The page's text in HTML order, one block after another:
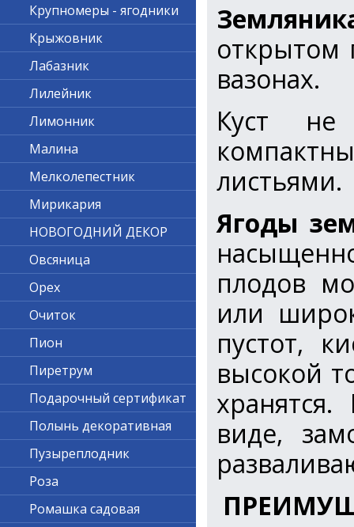
открытом
вазонах.
Куст не
листьями.
Ягоды
плодов
или
пустот,
высокой
виде,
Крупномеры - ягодники
Крыжовник
Лабазник
Лилейник
Лимонник
Малина
Мелколепестник
Мирикария
НОВОГОДНИЙ ДЕКОР
Овсяница
Орех
Очиток
Пион
Пиретрум
Подарочный сертификат
Полынь декоративная
Пузыреплодник
Роза
Ромашка садовая